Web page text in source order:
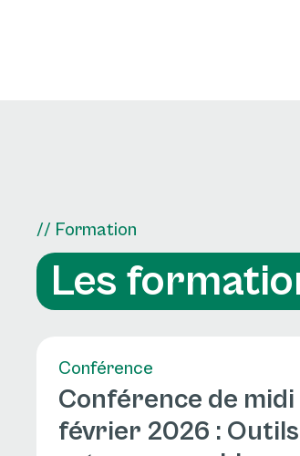
// Formation
Les
Conférence
Conférence de midi
février 2026 :